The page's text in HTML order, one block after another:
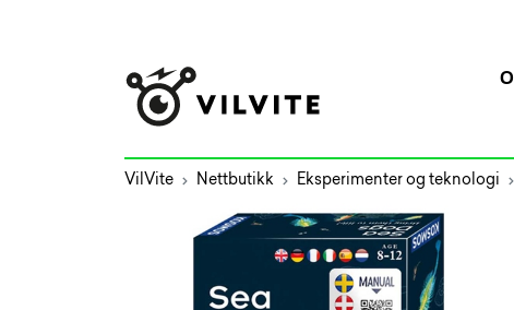
VilVite Nettbutikk Eksperimenter og teknologi